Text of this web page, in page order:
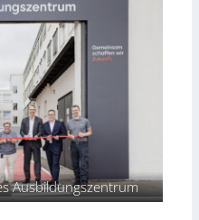
Ausbildungszentrum